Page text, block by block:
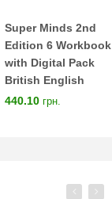
Super Minds 2nd
Edition 6 Workbook
with Digital Pack
British English
440.10 грн.